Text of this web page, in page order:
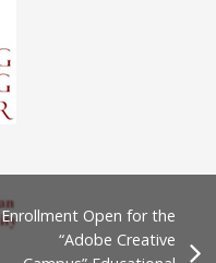
Enrollment Open for the
“Adobe Creative